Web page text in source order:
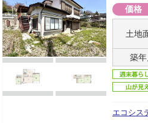
価格
土地
築年
エコシス